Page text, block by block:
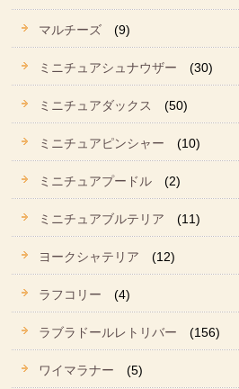
マルチーズ (9)
ミニチュアシュナウザー (30)
ミニチュアダックス (50)
ミニチュアピンシャー (10)
ミニチュアプードル (2)
ミニチュアブルテリア (11)
ヨークシャテリア (12)
ラフコリー (4)
ラブラドールレトリバー (156)
ワイマラナー (5)